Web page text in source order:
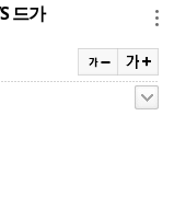
드가